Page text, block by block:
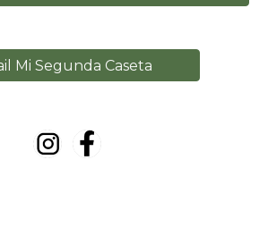
Mi Segunda Caseta